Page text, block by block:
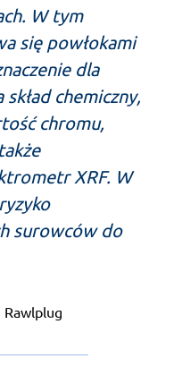
W tym
się powłokami
dla
chemiczny,
chromu,
XRF. W
surowców do